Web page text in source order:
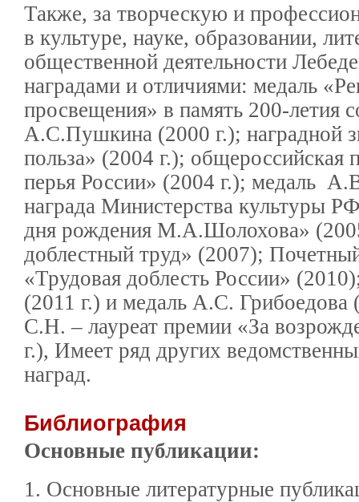
Также, за творческую и
в культуре, науке, образовании,
общественной деятельности
наградами и отличиями: медаль
просвещения» в память 200-летия
А.С.Пушкина (2000 г.); наградной
польза» (2004 г.);
перья России» (2004 г.); медаль
награда Министерства культуры
дня рождения М.А.Шолохова»
доблестный труд» (2007);
«Трудовая доблесть России»
(2011 г.) и медаль А.С. Грибоедова
С.Н. – лауреат премии «За
г.), Имеет ряд других
наград.
Библиография
Основные публикации:
1. Основные литературные